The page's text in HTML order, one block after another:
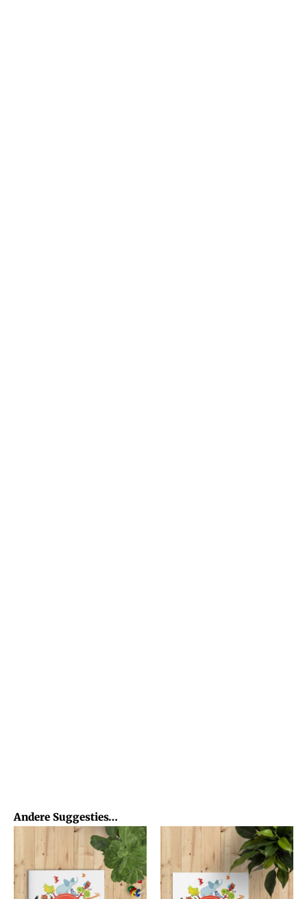
Andere Suggesties…